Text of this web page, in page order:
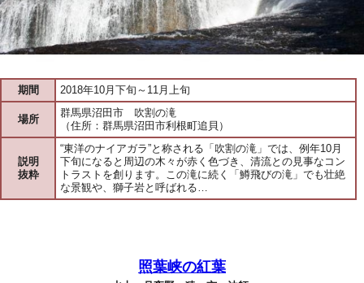
期間 2018年10月下旬～11月上旬
場所
群馬県沼田市 吹割の滝
（住所：群馬県沼田市利根町追貝）
説明
抜粋
“東洋のナイアガラ”と称される「吹割の滝」では、例年10月
下旬になると周辺の木々が赤く色づき、清流との見事なコン
トラストを創ります。この滝に続く「鱒飛びの滝」でも壮絶
な景観や、獅子岩と呼ばれる…
照葉峡の紅葉